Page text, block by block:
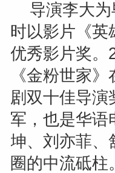
导演李大
时以影片《英
优秀影片奖。
《金粉世家
剧双十佳导演
军，也是华语
坤、刘亦菲、
圈的中流砥柱